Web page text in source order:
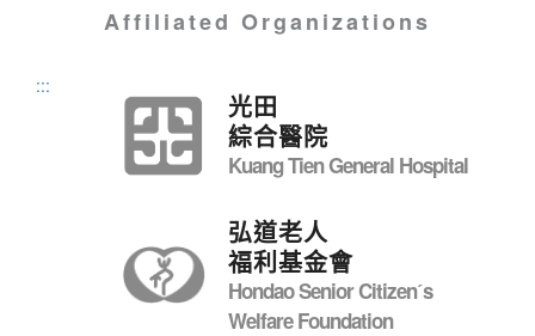
Affiliated Organizations
:::
光田
綜合醫院
Kuang Tien General Hospital
弘道老人
福利基金會
Hondao Senior Citizenˊs
Welfare Foundation